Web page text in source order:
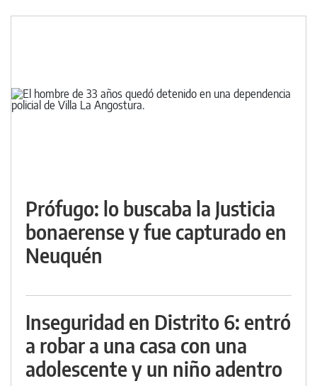
Prófugo: lo buscaba la Justicia
bonaerense y fue capturado en
Neuquén
Inseguridad en Distrito 6: entró
a robar a una casa con una
adolescente y un niño adentro